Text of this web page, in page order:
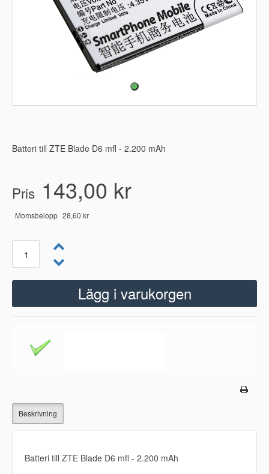
Batteri till ZTE Blade D6 mfl - 2.200 mAh
Pris 143,00 kr
Momsbelopp 28,60 kr
Beskrivning
Batteri till ZTE Blade D6 mfl - 2.200 mAh